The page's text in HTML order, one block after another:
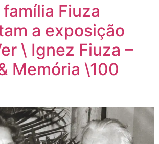
Fiuza
a exposição
\ Ignez Fiuza –
Memória \100